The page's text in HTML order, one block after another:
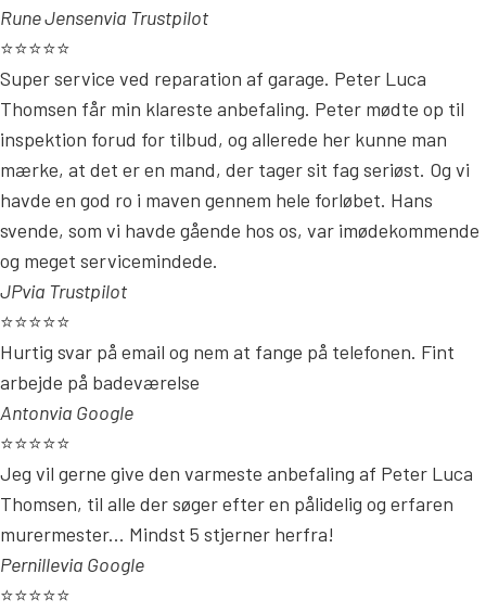
Rune Jensenvia Trustpilot
⭐⭐⭐⭐⭐
Super service ved reparation af garage. Peter Luca
Thomsen får min klareste anbefaling. Peter mødte op til
inspektion forud for tilbud, og allerede her kunne man
mærke, at det er en mand, der tager sit fag seriøst. Og vi
havde en god ro i maven gennem hele forløbet. Hans
svende, som vi havde gående hos os, var imødekommende
og meget servicemindede.
JPvia Trustpilot
⭐⭐⭐⭐⭐
Hurtig svar på email og nem at fange på telefonen. Fint
arbejde på badeværelse
Antonvia Google
⭐⭐⭐⭐⭐
Jeg vil gerne give den varmeste anbefaling af Peter Luca
Thomsen, til alle der søger efter en pålidelig og erfaren
murermester... Mindst 5 stjerner herfra!
Pernillevia Google
⭐⭐⭐⭐⭐